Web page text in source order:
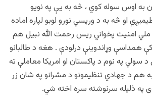
اوس سوله کوي ، څه به یې په نویو
او څه به د ورپسې نورو لوبو لپاره اماده
ملي امنیت پخواني ریس رحمت الله نبیل هم
همداسې وړاندوینې درلودې . هغه د طالبانو
سولې په نوم د پاکستان او امریکا معاملې ته
هم د جهادي تنظیمونو د مشرانو په شان زر
په ذلیله سرنوشته سره اخته شي.